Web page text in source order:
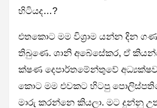
හිටි­යද…?
එත­කොට මම විශ්‍රාම යන්න දින
තිබුණෙ. ශානි අබේ­සේ­කර, ඒ
ක්ෂණ දෙපා­ර්ත­මේ­න්තුවේ
කොට මම එව­කට හිටපු
මාරු කරන්නෙ කියලා. මට දුන්නු